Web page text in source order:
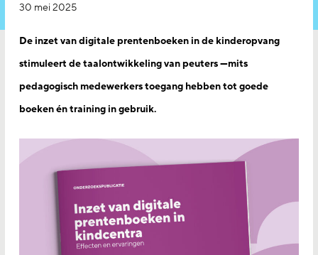
30 mei 2025
De inzet van digitale prentenboeken in de kinderopvang
stimuleert de taalontwikkeling van peuters —mits
pedagogisch medewerkers toegang hebben tot goede
boeken én training in gebruik.